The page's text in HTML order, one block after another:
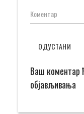
Коментар
ОДУСТАНИ
Ваш коментар
објављивања